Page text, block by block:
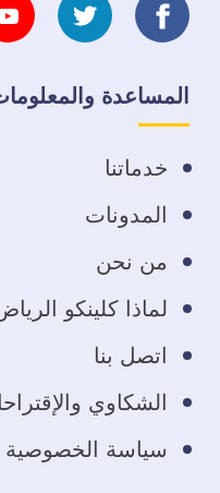
تابعنا
على
فيسبوك
تابعنا
على المساعدة
خدماتنا
المدونات
من نحن
لماذا كلينكو
اتصل بنا
الشكاوي
سياسة الخصوصية